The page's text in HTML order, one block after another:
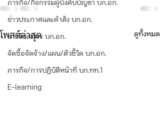
ภารกิจ/กิจกรรมผู้บังคับบัญชา บก.อก.
ข่าวประกาศและคำสั่ง บก.อก.
ข่าวรับสมัคร บก.อก.
จัดซื้อจัดจ้าง/แผน/ตัวชี้วัด บก.อก.
ภารกิจ/การปฏิบัติหน้าที่ บก.ทท.1
E-learning
โพสต์ล่าสุด ดูทั้งหมด